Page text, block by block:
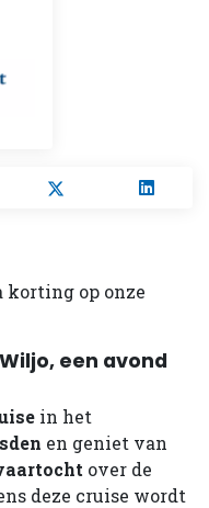
korting op onze
een avond
in het
en geniet van
over de
deze cruise wordt